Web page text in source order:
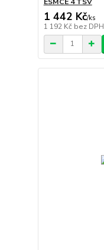
1 442 Kč/ks
1 192 Kč bez DPH